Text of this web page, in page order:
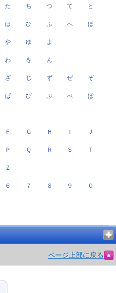
た ち つ て と
は ひ ふ へ ほ
や ゆ よ
わ を ん
ざ じ ず ぜ ぞ
ば び ぶ べ ぼ
Ｆ Ｇ Ｈ Ｉ Ｊ
Ｐ Ｑ Ｒ Ｓ Ｔ
Ｚ
６ ７ ８ ９ ０
ページ上部に戻る